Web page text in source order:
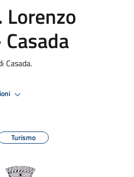
Lorenzo
Casada.
Turismo